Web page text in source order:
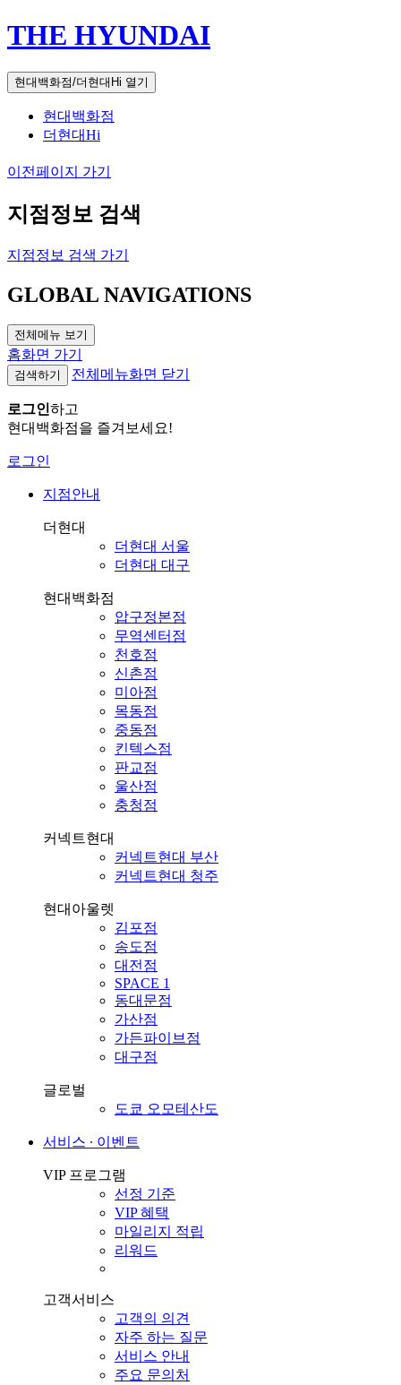
THE HYUNDAI
현대백화점/더현대Hi 열기
현대백화점
더현대Hi
이전페이지 가기
지점정보 검색
지점정보 검색 가기
GLOBAL NAVIGATIONS
전체메뉴 보기
홈화면 가기
검색하기 전체메뉴화면 닫기
로그인하고
현대백화점을 즐겨보세요!
로그인
지점안내
더현대
더현대 서울
더현대 대구
현대백화점
압구정본점
무역센터점
천호점
신촌점
미아점
목동점
중동점
킨텍스점
판교점
울산점
충청점
커넥트현대
커넥트현대 부산
커넥트현대 청주
현대아울렛
김포점
송도점
대전점
SPACE 1
동대문점
가산점
가든파이브점
대구점
글로벌
도쿄 오모테산도
서비스 ∙ 이벤트
VIP 프로그램
선정 기준
VIP 혜택
마일리지 적립
리워드
고객서비스
고객의 의견
자주 하는 질문
서비스 안내
주요 문의처